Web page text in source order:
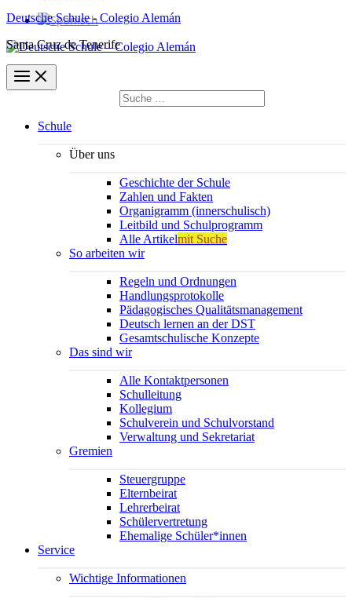
Deutsche Schule - Colegio Alemán
Santa Cruz de Tenerife
Suchen
nach:
Schule
Über uns
Geschichte der Schule
Zahlen und Fakten
Organigramm (innerschulisch)
Leitbild und Schulprogramm
Alle Artikelmit Suche
So arbeiten wir
Regeln und Ordnungen
Handlungsprotokolle
Pädagogisches Qualitätsmanagement
Deutsch lernen an der DST
Gesamtschulische Konzepte
Das sind wir
Alle Kontaktpersonen
Schulleitung
Kollegium
Schulverein und Schulvorstand
Verwaltung und Sekretariat
Gremien
Steuergruppe
Elternbeirat
Lehrerbeirat
Schülervertretung
Ehemalige Schüler*innen
Service
Wichtige Informationen